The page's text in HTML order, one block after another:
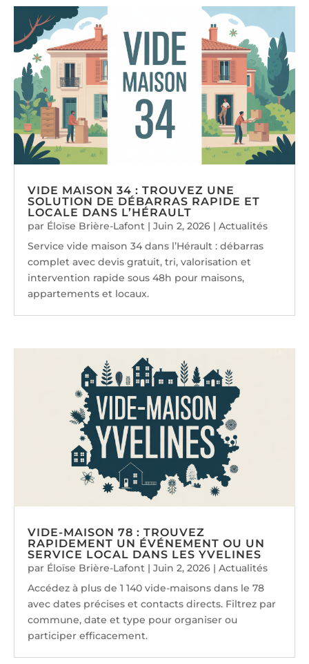
VIDE MAISON 34 : TROUVEZ UNE
SOLUTION DE DÉBARRAS RAPIDE ET
LOCALE DANS L’HÉRAULT
par Éloïse Brière-Lafont |Juin 2, 2026 |Actualités
Service vide maison 34 dans l’Hérault : débarras
complet avec devis gratuit, tri, valorisation et
intervention rapide sous 48h pour maisons,
appartements et locaux.
VIDE-MAISON 78 : TROUVEZ
RAPIDEMENT UN ÉVÉNEMENT OU UN
SERVICE LOCAL DANS LES YVELINES
par Éloïse Brière-Lafont |Juin 2, 2026 |Actualités
Accédez à plus de 1 140 vide-maisons dans le 78
avec dates précises et contacts directs. Filtrez par
commune, date et type pour organiser ou
participer efficacement.